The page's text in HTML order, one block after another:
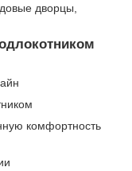
дворцы,
комфортность